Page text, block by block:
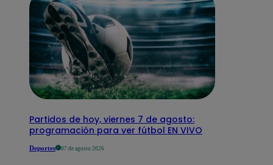
Partidos de hoy, viernes 7 de agosto:
programación para ver fútbol EN VIVO
Deportes 07 de agosto 2026